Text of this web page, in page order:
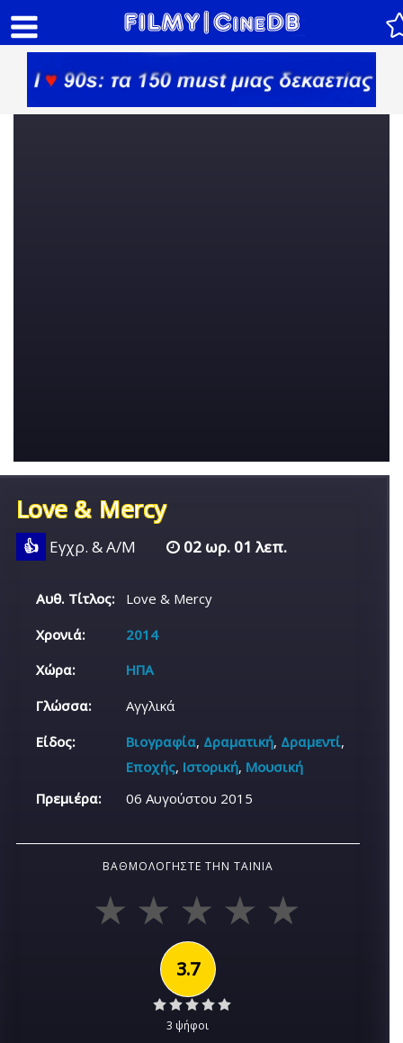
Love & Mercy
👍 Εγχρ. & Α/Μ 02 ωρ. 01 λεπ.
Αυθ. Τίτλος:
Love & Mercy
Χρονιά:
2014
Χώρα:
ΗΠΑ
Γλώσσα:
Αγγλικά
Είδος:
Βιογραφία, Δραματική, Δραμεντί,
Εποχής, Ιστορική, Μουσική
Πρεμιέρα:
06 Αυγούστου 2015
ΒΑΘΜΟΛΟΓΉΣΤΕ ΤΗΝ ΤΑΙΝΊΑ
3.7
3 ψήφοι